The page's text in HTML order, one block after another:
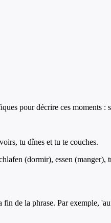
pour décrire ces moments
tu dînes et tu te couches.
(dormir), essen (manger),
de la phrase. Par exemple,